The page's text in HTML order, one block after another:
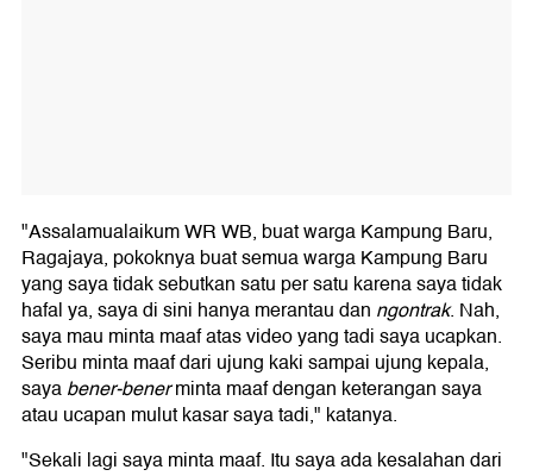
"Assalamualaikum WR WB, buat warga Kampung Baru,
Ragajaya, pokoknya buat semua warga Kampung Baru
yang saya tidak sebutkan satu per satu karena saya tidak
hafal ya, saya di sini hanya merantau dan ngontrak. Nah,
saya mau minta maaf atas video yang tadi saya ucapkan.
Seribu minta maaf dari ujung kaki sampai ujung kepala,
sayabener-benerminta maaf dengan keterangan saya
atau ucapan mulut kasar saya tadi," katanya.
"Sekali lagi saya minta maaf. Itu saya ada kesalahan dari